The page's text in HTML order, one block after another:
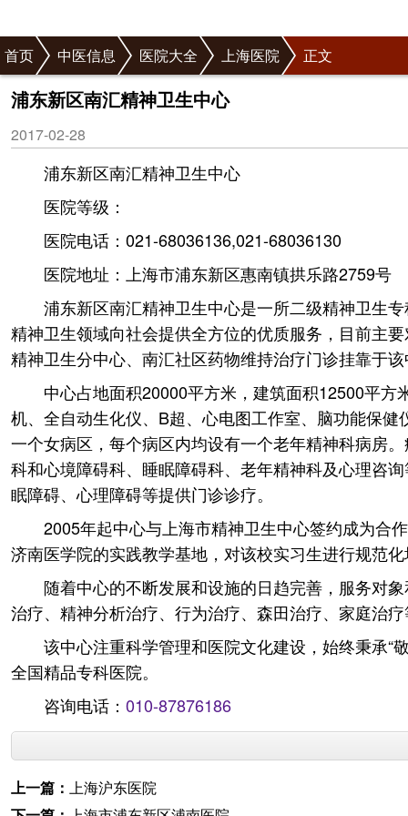
首页 中医信息 医院大全 上海医院 正文
浦东新区南汇精神卫生中心
2017-02-28
浦东新区南汇精神卫生中心
医院等级：
医院电话：021-68036136,021-68036130
医院地址：上海市浦东新区惠南镇拱乐路2759号
浦东新区南汇精神卫生中心是一所二级精神卫生
精神卫生领域向社会提供全方位的优质服务，目前主
精神卫生分中心、南汇社区药物维持治疗门诊挂靠于
中心占地面积20000平方米，建筑面积12500平
机、全自动生化仪、B超、心电图工作室、脑功能保
一个女病区，每个病区内均设有一个老年精神科病房
科和心境障碍科、睡眠障碍科、老年精神科及心理咨
眠障碍、心理障碍等提供门诊诊疗。
2005年起中心与上海市精神卫生中心签约成为合
济南医学院的实践教学基地，对该校实习生进行规范
随着中心的不断发展和设施的日趋完善，服务对
治疗、精神分析治疗、行为治疗、森田治疗、家庭治
该中心注重科学管理和医院文化建设，始终秉承“
全国精品专科医院。
咨询电话： 010-87876186
上一篇： 上海沪东医院